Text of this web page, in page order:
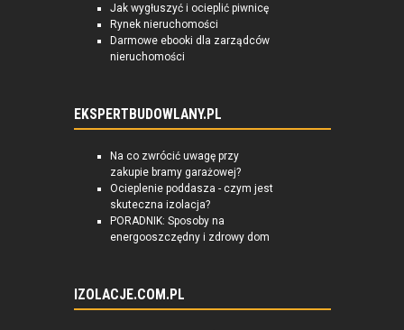
Jak wygłuszyć i ocieplić piwnicę
Rynek nieruchomości
Darmowe ebooki dla zarządców
nieruchomości
EKSPERTBUDOWLANY.PL
Na co zwrócić uwagę przy
zakupie bramy garażowej?
Ocieplenie poddasza - czym jest
skuteczna izolacja?
PORADNIK: Sposoby na
energooszczędny i zdrowy dom
IZOLACJE.COM.PL